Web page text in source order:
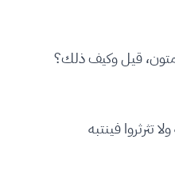
قيل وكيف ذلك؟
تثرثروا فينتبه